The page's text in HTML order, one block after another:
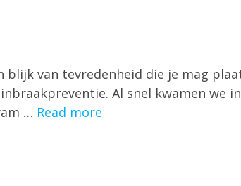
van tevredenheid die je mag
Al snel kwamen we
… Read more